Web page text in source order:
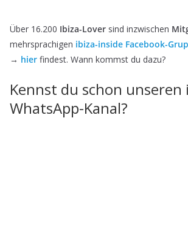
Über 16.200 Ibiza-Lover sind inzwischen
mehrsprachigen ibiza-inside Facebook-
→ hier findest. Wann kommst du dazu?
Kennst du schon unseren
WhatsApp-Kanal?